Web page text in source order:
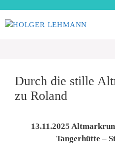
Inhalt
springen
Durch die stille
zu Roland
13.11.2025
Tangerhütte –